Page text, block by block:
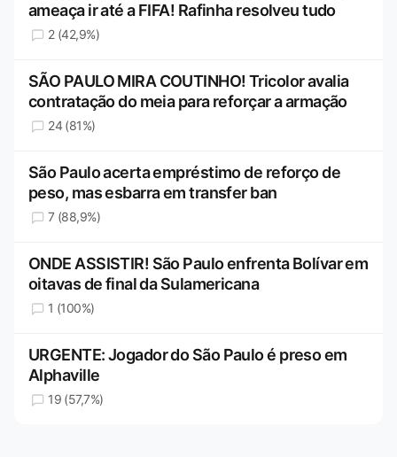
ameaça ir até a FIFA! Rafinha resolveu tudo
2 (42,9%)
SÃO PAULO MIRA COUTINHO! Tricolor avalia
contratação do meia para reforçar a armação
24 (81%)
São Paulo acerta empréstimo de reforço de
peso, mas esbarra em transfer ban
7 (88,9%)
ONDE ASSISTIR! São Paulo enfrenta Bolívar em
oitavas de final da Sulamericana
1 (100%)
URGENTE: Jogador do São Paulo é preso em
Alphaville
19 (57,7%)